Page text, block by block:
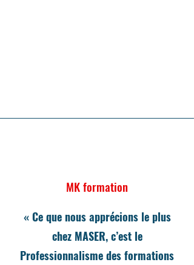
MK formation
« Ce que nous apprécions le plus
chez MASER, c’est le
Professionnalisme des formations